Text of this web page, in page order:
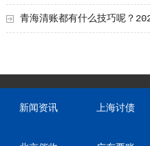
道！
青海清账都有什么技巧呢？
新闻资讯 上海讨债